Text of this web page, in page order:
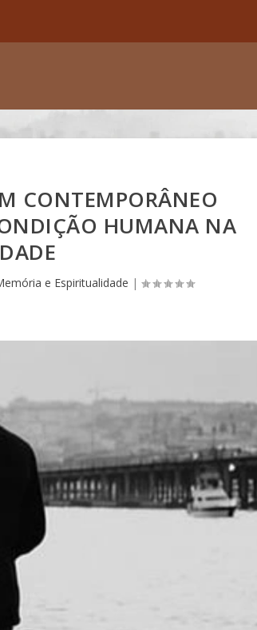
CONTEMPORÂNEO
HUMANA NA
e Espiritualidade |